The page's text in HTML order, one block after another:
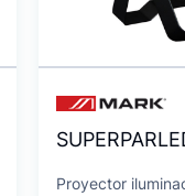
Proyector